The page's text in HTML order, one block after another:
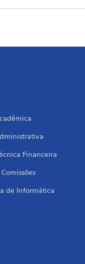
Financeira
de Informática